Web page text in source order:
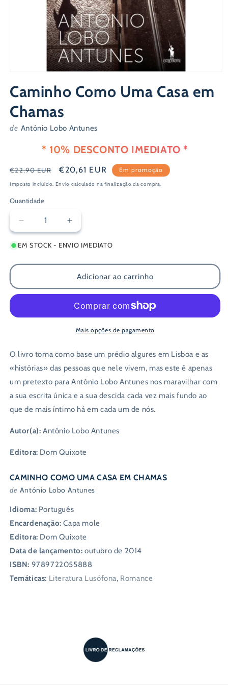
multimédia
1
em
modal
Caminho Como Uma Casa em
Chamas
de António Lobo Antunes
* 10% DESCONTO IMEDIATO *
Preço
normal
€22,90 EUR
Preço
de
€20,61 EUR Em promoção
Imposto incluído. Envio calculado na finalização da compra.
Quantidade
Diminuir
a
quantidade
Caminho
Uma
Aumentar
a
quantidade
Caminho
Como
Uma
em
EM STOCK - ENVIO IMEDIATO
Adicionar ao carrinho
Mais opções de pagamento
O livro toma como base um prédio algures em Lisboa e as
«histórias» das pessoas que nele vivem, mas este é apenas
um pretexto para António Lobo Antunes nos maravilhar com
a sua escrita única e a sua descida cada vez mais fundo ao
que de mais íntimo há em cada um de nós.
Autor(a): António Lobo Antunes
Editora: Dom Quixote
CAMINHO COMO UMA CASA EM CHAMAS
de António Lobo Antunes
Idioma: Português
Encardenação:Capa mole
Editora: Dom Quixote
Data de lançamento: outubro de 2014
ISBN: 9789722055888
Temáticas: Literatura Lusófona, Romance